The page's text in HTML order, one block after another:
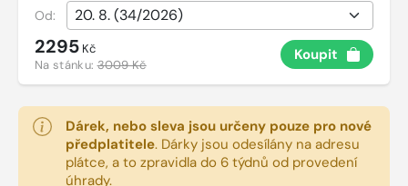
Od:
2295 Kč
Na stánku:3009 Kč
Koupit
Dárek, nebo sleva jsou určeny pouze pro nové
předplatitele. Dárky jsou odesílány na adresu
plátce, a to zpravidla do 6 týdnů od provedení
úhrady.